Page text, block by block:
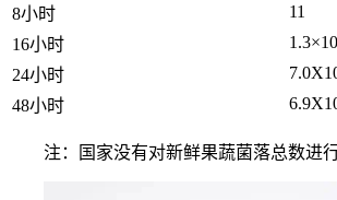
8小时
11
16小时
24小时
48小时
注：国家没有对新鲜果蔬菌落总数进